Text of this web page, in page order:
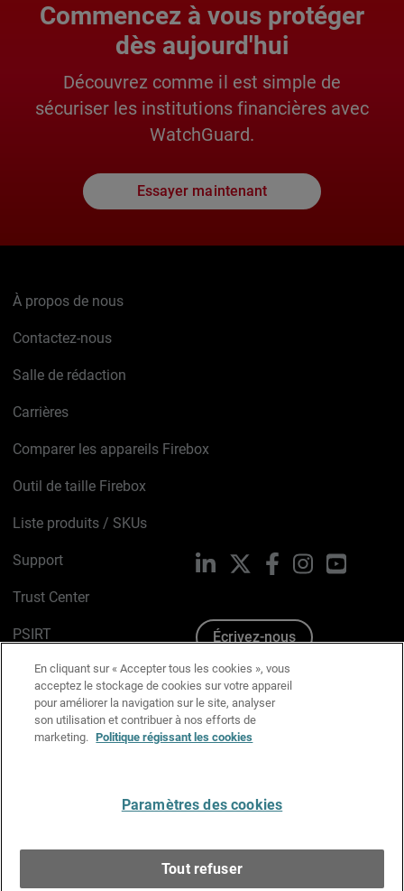
Commencez à vous protéger
dès aujourd'hui
Découvrez comme il est simple de
sécuriser les institutions financières avec
WatchGuard.
Essayer maintenant
À propos de nous
Contactez-nous
Salle de rédaction
Carrières
Comparer les appareils Firebox
Outil de taille Firebox
Liste produits / SKUs
Support
Trust Center
PSIRT
Avis sur les cookies
Politique de confidentialité
Charte Graphique
LinkedIn FacebookInstagramYouTube
Écrivez-nous
En cliquant sur « Accepter tous les cookies », vous
acceptez le stockage de cookies sur votre appareil
pour améliorer la navigation sur le site, analyser
son utilisation et contribuer à nos efforts de
marketing. Politique régissant les cookies
Paramètres des cookies
Tout refuser